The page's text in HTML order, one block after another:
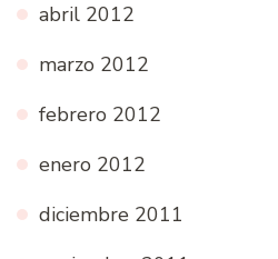
abril 2012
marzo 2012
febrero 2012
enero 2012
diciembre 2011